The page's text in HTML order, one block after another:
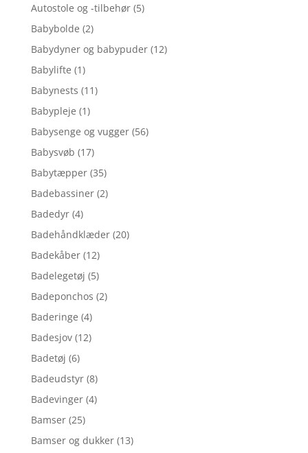
Autostole og -tilbehør (5)
Babybolde (2)
Babydyner og babypuder (12)
Babylifte (1)
Babynests (11)
Babypleje (1)
Babysenge og vugger (56)
Babysvøb (17)
Babytæpper (35)
Badebassiner (2)
Badedyr (4)
Badehåndklæder (20)
Badekåber (12)
Badelegetøj (5)
Badeponchos (2)
Baderinge (4)
Badesjov (12)
Badetøj (6)
Badeudstyr (8)
Badevinger (4)
Bamser (25)
Bamser og dukker (13)